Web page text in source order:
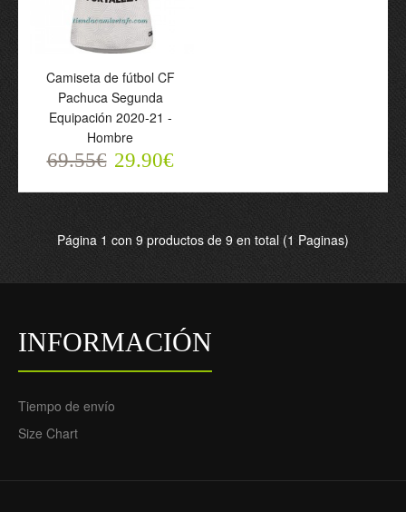
Camiseta de fútbol CF
Pachuca Primera
Equipación 2020-21 -
Hombre
69.55€ 29.90€
Camiseta de fútbol CF
Equipación 2020-21 -
Camiseta de fútbol CF
Pachuca Segunda
Equipación 2020-21 -
Hombre
69.55€ 29.90€
Página 1 con 9 productos de 9 en total (1 Paginas)
INFORMACIÓN
Tiempo de envío
Size Chart